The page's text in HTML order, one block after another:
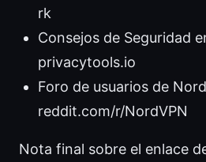
rk
Consejos de Seguridad
privacytools.io
Foro de usuarios de
reddit.com/r/NordVPN
Nota final sobre el enlace